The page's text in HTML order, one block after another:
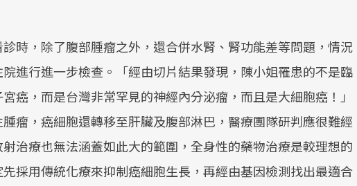
時，除了腹部腫瘤之外，還合併水腎、腎功能差等問題，情況
進行進一步檢查。「經由切片結果發現，陳小姐罹患的不是臨
癌，而是台灣非常罕見的神經內分泌瘤，而且是大細胞癌！」
瘤，癌細胞還轉移至肝臟及腹部淋巴，醫療團隊研判應很難經
治療也無法涵蓋如此大的範圍，全身性的藥物治療是較理想的
採用傳統化療來抑制癌細胞生長，再經由基因檢測找出最適合